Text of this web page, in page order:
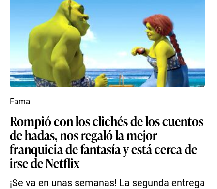
Rompió con los clichés de los cuentos
de hadas, nos regaló la mejor
franquicia de fantasía y está cerca de
irse de Netflix
¡Se va en unas semanas! La segunda entrega
Fama